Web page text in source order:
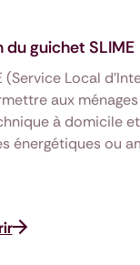
du guichet SLIME
(Service Local
aux
à domicile
énergétiques ou